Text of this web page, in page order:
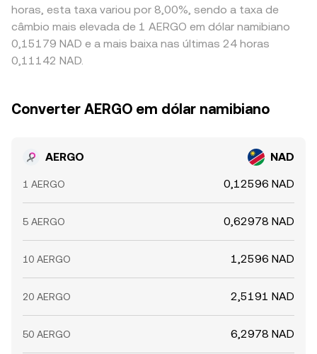
horas, esta taxa variou por 8,00%, sendo a taxa de
câmbio mais elevada de 1 AERGO em dólar namibiano
0,15179 NAD e a mais baixa nas últimas 24 horas
0,11142 NAD.
Converter AERGO em dólar namibiano
AERGO NAD
1 AERGO 0,12596 NAD
5 AERGO 0,62978 NAD
10 AERGO 1,2596 NAD
20 AERGO 2,5191 NAD
50 AERGO 6,2978 NAD